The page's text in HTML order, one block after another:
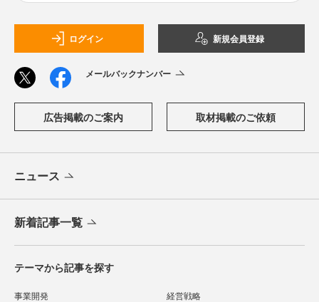
ログイン 新規会員登録
メールバックナンバー
広告掲載のご案内 取材掲載のご依頼
ニュース
新着記事一覧
テーマから記事を探す
事業開発 経営戦略